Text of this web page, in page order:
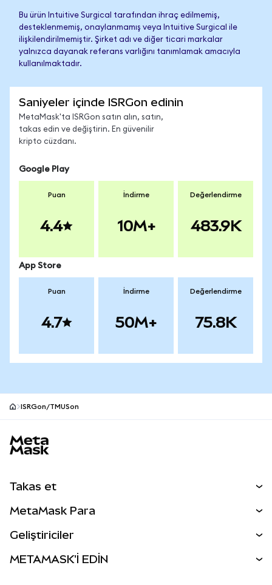
Bu ürün Intuitive Surgical tarafından ihraç edilmemiş,
desteklenmemiş, onaylanmamış veya Intuitive Surgical ile
ilişkilendirilmemiştir. Şirket adı ve diğer ticari markalar
yalnızca dayanak referans varlığını tanımlamak amacıyla
kullanılmaktadır.
Saniyeler içinde ISRGon edinin
MetaMask'ta ISRGon satın alın, satın,
takas edin ve değiştirin. En güvenilir
kripto cüzdanı.
Google Play
Puan
4.4
İndirme
10M+
Değerlendirme
483.9K
App Store
Puan
4.7
İndirme
50M+
Değerlendirme
75.8K
ISRGon/TMUSon
Takas et
Perps
RWA'lar
MetaMask Para
Geliştiriciler
METAMASK'İ EDİN